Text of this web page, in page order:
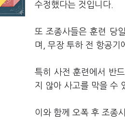
수정했다는 것입니다.
또 조종사들은 훈련 당
며, 무장 투하 전 항공기
특히 사전 훈련에서 반
지 않아 사고를 막을 수
이와 함께 오폭 후 조종